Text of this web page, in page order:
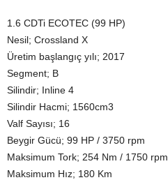
1.6 CDTi ECOTEC (99 HP)
Nesil; Crossland X
Üretim başlangıç yılı; 2017
Segment; B
Silindir; Inline 4
Silindir Hacmi; 1560cm3
Valf Sayısı; 16
Beygir Gücü; 99 HP / 3750 rpm
Maksimum Tork; 254 Nm / 1750 rpm
Maksimum Hız; 180 Km